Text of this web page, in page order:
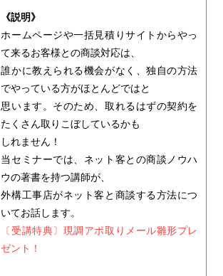
《説明》
ホームページや一括見積りサイトからやっ
て来るお客様との商談対応は、
誰かに教えられる機会がなく、独自の方法
でやっている方がほとんどではと
思います。そのため、取れるはずの契約を
たくさん取りこぼしているかも
しれません！
当セミナーでは、ネット客との商談ノウハ
ウの著書を持つ講師が、
外構工事店がネット客と商談する方法につ
いてお話します。
〔受講特典〕現調アポ取りメール雛形プレ
ゼント！